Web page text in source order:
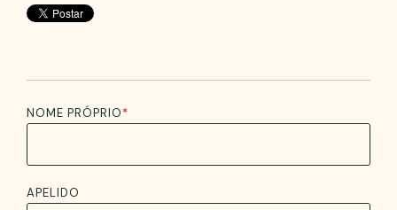
NOME PRÓPRIO*
APELIDO